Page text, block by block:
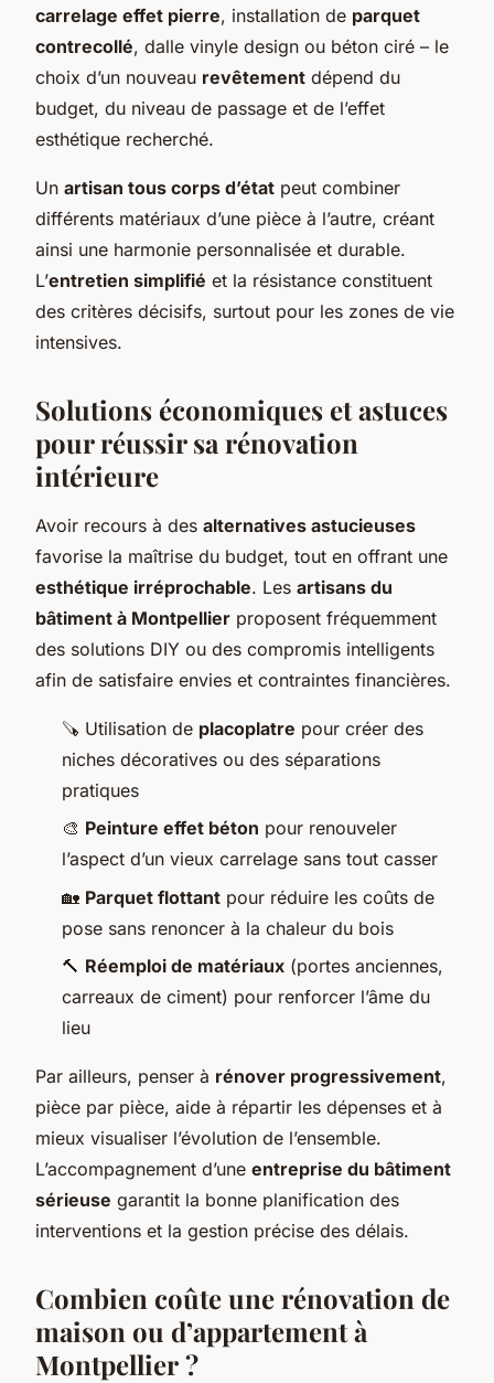
carrelage effet pierre, installation de parquet
contrecollé, dalle vinyle design ou béton ciré – le
choix d’un nouveau revêtement dépend du
budget, du niveau de passage et de l’effet
esthétique recherché.
Un artisan tous corps d’état peut combiner
différents matériaux d’une pièce à l’autre, créant
ainsi une harmonie personnalisée et durable.
L’entretien simplifié et la résistance constituent
des critères décisifs, surtout pour les zones de vie
intensives.
Solutions économiques et astuces
pour réussir sa rénovation
intérieure
Avoir recours à des alternatives astucieuses
favorise la maîtrise du budget, tout en offrant une
esthétique irréprochable. Les artisans du
bâtiment à Montpellier proposent fréquemment
des solutions DIY ou des compromis intelligents
afin de satisfaire envies et contraintes financières.
🪚 Utilisation de placoplatre pour créer des
niches décoratives ou des séparations
pratiques
🎨 Peinture effet béton pour renouveler
l’aspect d’un vieux carrelage sans tout casser
🏡 Parquet flottant pour réduire les coûts de
pose sans renoncer à la chaleur du bois
🔨 Réemploi de matériaux (portes anciennes,
carreaux de ciment) pour renforcer l’âme du
lieu
Par ailleurs, penser à rénover progressivement,
pièce par pièce, aide à répartir les dépenses et à
mieux visualiser l’évolution de l’ensemble.
L’accompagnement d’une entreprise du bâtiment
sérieuse garantit la bonne planification des
interventions et la gestion précise des délais.
Combien coûte une rénovation de
maison ou d’appartement à
Montpellier ?